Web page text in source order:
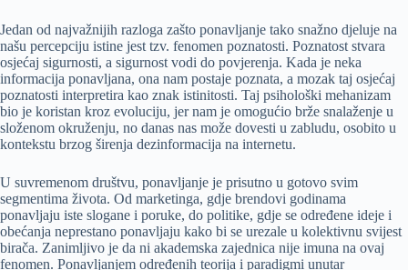
Jedan od najvažnijih razloga zašto ponavljanje tako snažno djeluje na
našu percepciju istine jest tzv. fenomen poznatosti. Poznatost stvara
osjećaj sigurnosti, a sigurnost vodi do povjerenja. Kada je neka
informacija ponavljana, ona nam postaje poznata, a mozak taj osjećaj
poznatosti interpretira kao znak istinitosti. Taj psihološki mehanizam
bio je koristan kroz evoluciju, jer nam je omogućio brže snalaženje u
složenom okruženju, no danas nas može dovesti u zabludu, osobito u
kontekstu brzog širenja dezinformacija na internetu.
U suvremenom društvu, ponavljanje je prisutno u gotovo svim
segmentima života. Od marketinga, gdje brendovi godinama
ponavljaju iste slogane i poruke, do politike, gdje se određene ideje i
obećanja neprestano ponavljaju kako bi se urezale u kolektivnu svijest
birača. Zanimljivo je da ni akademska zajednica nije imuna na ovaj
fenomen. Ponavljanjem određenih teorija i paradigmi unutar